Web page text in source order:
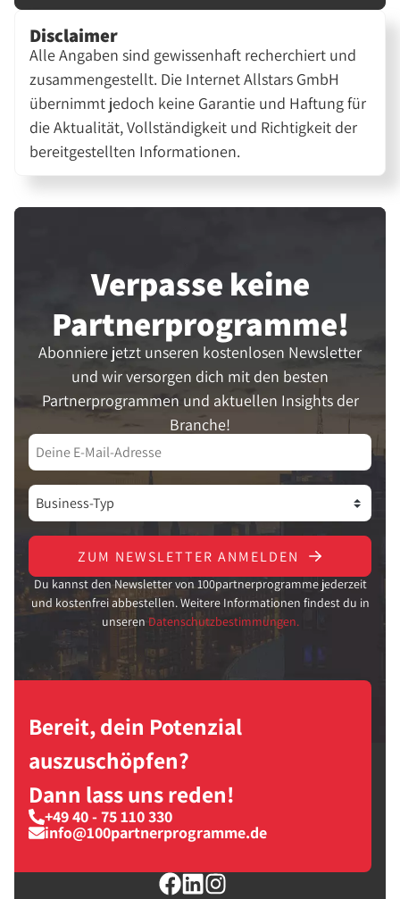
Disclaimer
Alle Angaben sind gewissenhaft recherchiert und
zusammengestellt. Die Internet Allstars GmbH
übernimmt jedoch keine Garantie und Haftung für
die Aktualität, Vollständigkeit und Richtigkeit der
bereitgestellten Informationen.
Verpasse keine
Partner­programme!
Abonniere jetzt unseren kostenlosen Newsletter
und wir versorgen dich mit den besten
Partnerprogrammen und aktuellen Insights der
Branche!
ZUM NEWSLETTER ANMELDEN
Du kannst den Newsletter von 100partnerprogramme jederzeit
und kostenfrei abbestellen. Weitere Informationen findest du in
unseren Datenschutzbestimmungen.
Bereit, dein Potenzial
auszuschöpfen?
Dann lass uns reden!
+49 40 - 75 110 330
info@100partnerprogramme.de